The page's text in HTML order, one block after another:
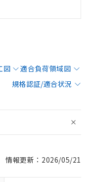
図
適合負荷領域図
規格認証/適合状況
情報更新：2026/05/21